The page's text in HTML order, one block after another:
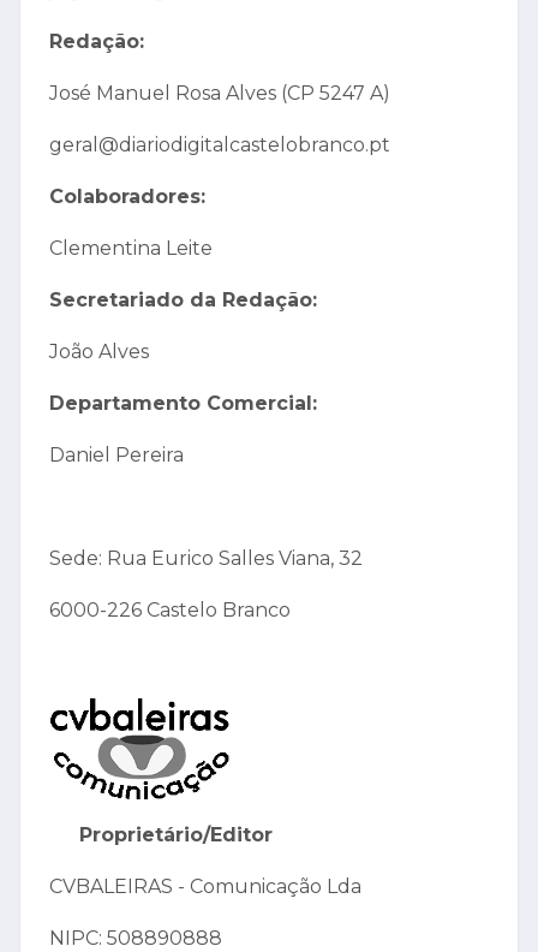
Redação:
José Manuel Rosa Alves (CP 5247 A)
geral@diariodigitalcastelobranco.pt
Colaboradores:
Clementina Leite
Secretariado da Redação:
João Alves
Departamento Comercial:
Daniel Pereira
Sede: Rua Eurico Salles Viana, 32
6000-226 Castelo Branco
Proprietário/Editor
CVBALEIRAS - Comunicação Lda
NIPC: 508890888